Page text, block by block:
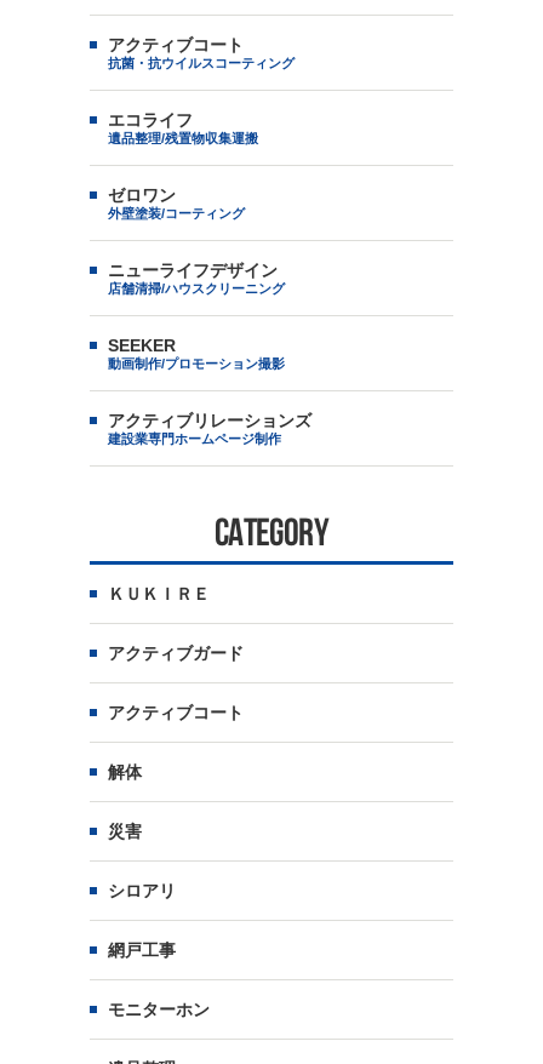
アクティブコート
抗菌・抗ウイルスコーティング
エコライフ
遺品整理/残置物収集運搬
ゼロワン
外壁塗装/コーティング
ニューライフデザイン
店舗清掃/ハウスクリーニング
SEEKER
動画制作/プロモーション撮影
アクティブリレーションズ
建設業専門ホームページ制作
CATEGORY
ＫＵＫＩＲＥ
アクティブガード
アクティブコート
解体
災害
シロアリ
網戸工事
モニターホン